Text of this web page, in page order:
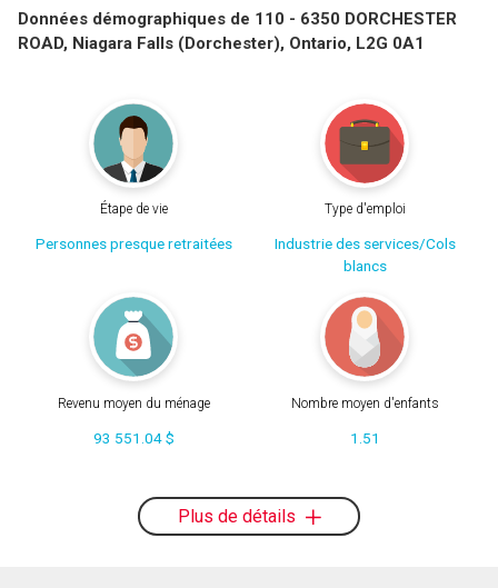
Données démographiques de 110 - 6350 DORCHESTER
ROAD, Niagara Falls (Dorchester), Ontario, L2G 0A1
Étape de vie
Personnes presque retraitées
Type d'emploi
Industrie des services/Cols
blancs
Revenu moyen du ménage
93 551.04 $
Nombre moyen d'enfants
1.51
Plus de détails